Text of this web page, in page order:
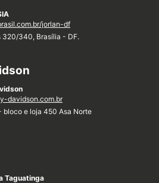
jorlan-df
320/340, Brasília - DF.
davidson.com.br
bloco e loja 450 Asa Norte
Taguatinga